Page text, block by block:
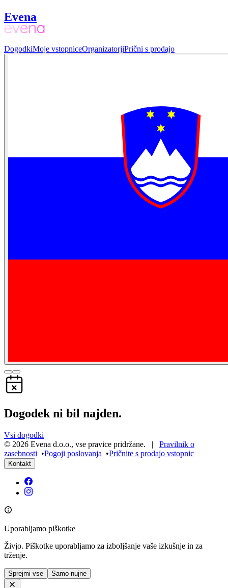
Evena
DogodkiMoje vstopniceOrganizatorjiPrični s prodajo
Dogodek ni bil najden.
Vsi dogodki
© 2026 Evena d.o.o., vse pravice pridržane. | Pravilnik o
zasebnosti •Pogoji poslovanja •Pričnite s prodajo vstopnic
Kontakt
Uporabljamo piškotke
Živjo. Piškotke uporabljamo za izboljšanje vaše izkušnje in za
trženje.
Sprejmi vse Samo nujne